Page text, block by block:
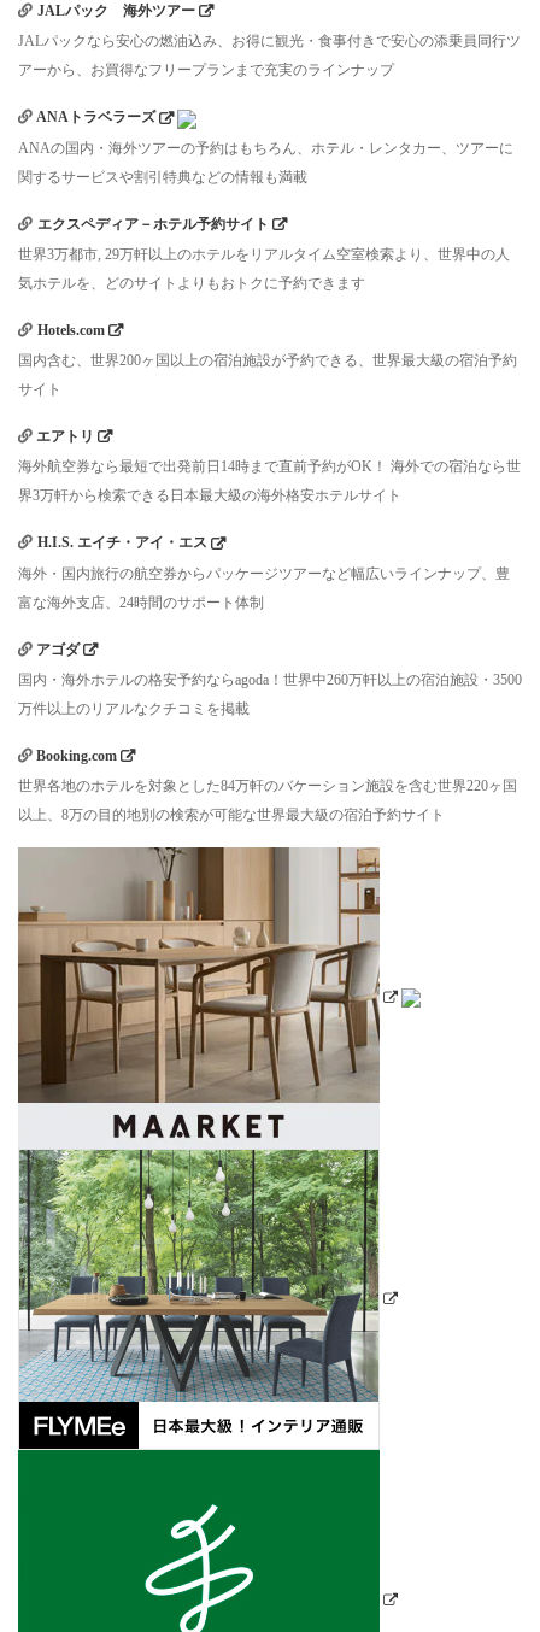
JALパック 海外ツアー
JALパックなら安心の燃油込み、お得に観光・食事付きで安心の添乗員同行ツ
アーから、お買得なフリープランまで充実のラインナップ
ANAトラベラーズ
ANAの国内・海外ツアーの予約はもちろん、ホテル・レンタカー、ツアーに
関するサービスや割引特典などの情報も満載
エクスペディア－ホテル予約サイト
世界3万都市, 29万軒以上のホテルをリアルタイム空室検索より、世界中の人
気ホテルを、どのサイトよりもおトクに予約できます
Hotels.com
国内含む、世界200ヶ国以上の宿泊施設が予約できる、世界最大級の宿泊予約
サイト
エアトリ
海外航空券なら最短で出発前日14時まで直前予約がOK！ 海外での宿泊なら世
界3万軒から検索できる日本最大級の海外格安ホテルサイト
H.I.S. エイチ・アイ・エス
海外・国内旅行の航空券からパッケージツアーなど幅広いラインナップ、豊
富な海外支店、24時間のサポート体制
アゴダ
国内・海外ホテルの格安予約ならagoda！世界中260万軒以上の宿泊施設・3500
万件以上のリアルなクチコミを掲載
Booking.com
世界各地のホテルを対象とした84万軒のバケーション施設を含む世界220ヶ国
以上、8万の目的地別の検索が可能な世界最大級の宿泊予約サイト